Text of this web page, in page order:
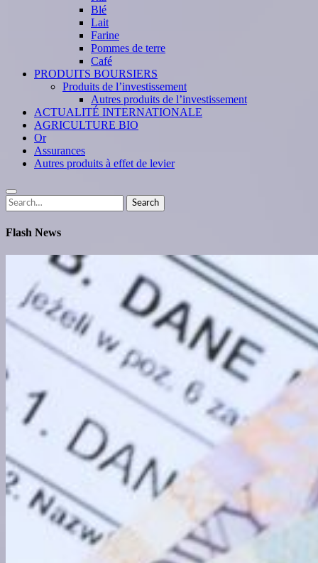
Blé
Lait
Farine
Pommes de terre
Café
PRODUITS BOURSIERS
Produits de l’investissement
Autres produits de l’investissement
ACTUALITÉ INTERNATIONALE
AGRICULTURE BIO
Or
Assurances
Autres produits à effet de levier
Search
for:
Search
Flash News